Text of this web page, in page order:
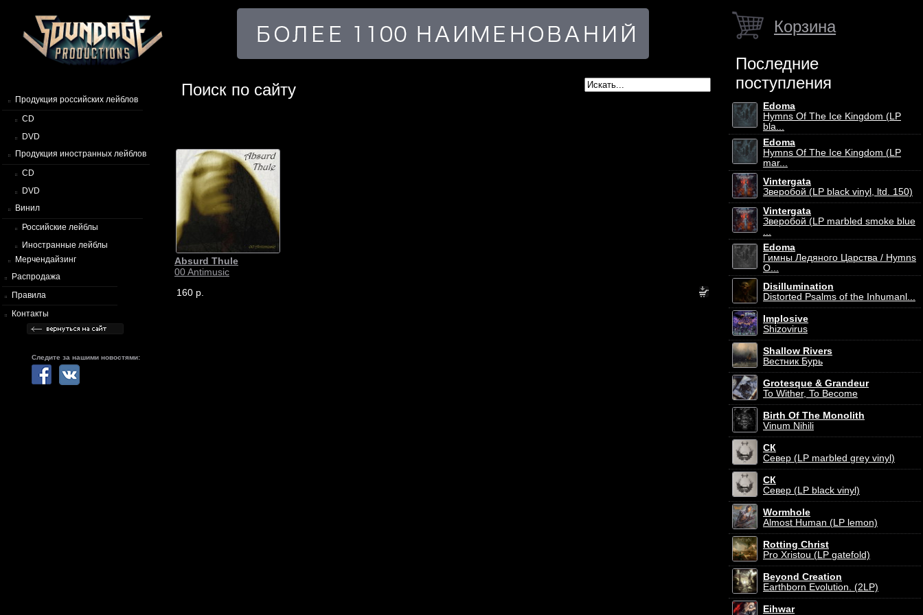
Продукция российских лейблов
CD
DVD
Продукция иностранных лейблов
CD
DVD
Винил
Российские лейблы
Иностранные лейблы
Мерчендайзинг
Распродажа
Правила
Контакты
Следите за нашими новостями:
Поиск по сайту
Absurd Thule
00 Antimusic
160 р.
Корзина
Последние
поступления
Edoma
Hymns Of The Ice Kingdom (LP
bla...
Edoma
Hymns Of The Ice Kingdom (LP
mar...
Vintergata
Зверобой (LP black vinyl, ltd. 150)
Vintergata
Зверобой (LP marbled smoke blue
...
Edoma
Гимны Ледяного Царства / Hymns
O...
Disillumination
Distorted Psalms of the Inhumanl...
Implosive
Shizovirus
Shallow Rivers
Вестник Бурь
Grotesque & Grandeur
To Wither, To Become
Birth Of The Monolith
Vinum Nihili
СК
Север (LP marbled grey vinyl)
СК
Север (LP black vinyl)
Wormhole
Almost Human (LP lemon)
Rotting Christ
Pro Xristou (LP gatefold)
Beyond Creation
Earthborn Evolution. (2LP)
Eihwar